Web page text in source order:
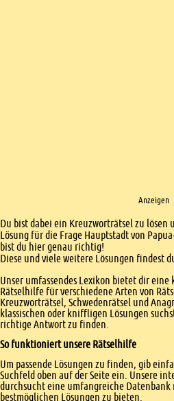
Anzeigen
Einleitung
Du bist dabei ein Kreuzworträtsel zu
Lösung für die Frage Hauptstadt von
bist du hier genau richtig!
Diese und viele weitere Lösungen findest
Unser umfassendes Lexikon bietet dir
Rätselhilfe für verschiedene Arten von
Kreuzworträtsel, Schwedenrätsel und
klassischen oder kniffligen Lösungen
richtige Antwort zu finden.
So funktioniert unsere Rätselhilfe
Um passende Lösungen zu finden, gib
Suchfeld oben auf der Seite ein. Unsere
durchsucht eine umfangreiche
bestmöglichen Lösungen zu bieten.